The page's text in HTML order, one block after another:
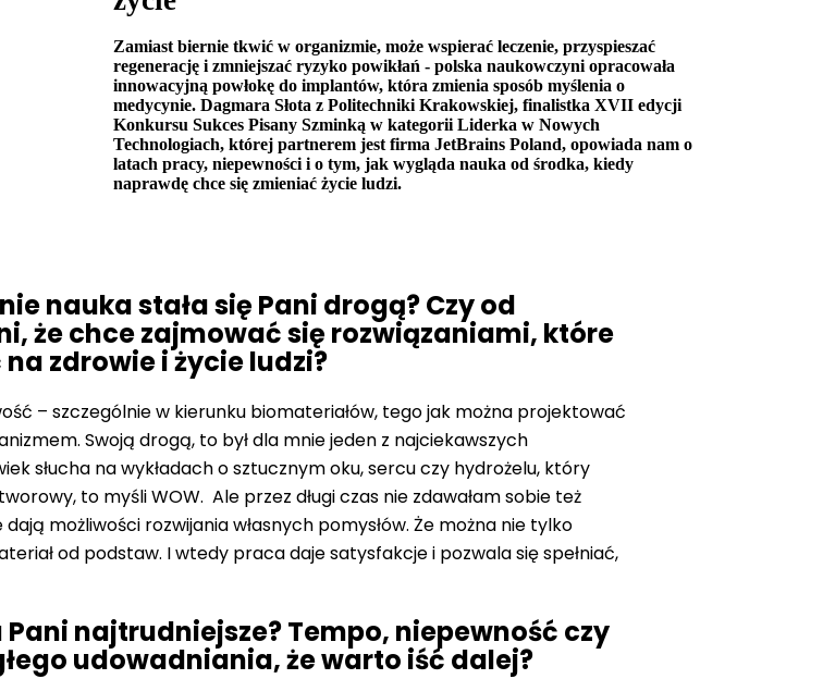
Zamiast biernie tkwić w organizmie, może wspierać leczenie, przyspieszać
regenerację i zmniejszać ryzyko powikłań - polska naukowczyni opracowała
innowacyjną powłokę do implantów, która zmienia sposób myślenia o
medycynie. Dagmara Słota z Politechniki Krakowskiej, finalistka XVII edycji
Konkursu Sukces Pisany Szminką w kategorii Liderka w Nowych
Technologiach, której partnerem jest firma JetBrains Poland, opowiada nam o
latach pracy, niepewności i o tym, jak wygląda nauka od środka, kiedy
naprawdę chce się zmieniać życie ludzi.
nauka stała się Pani drogą? Czy od
że chce zajmować się rozwiązaniami, które
zdrowie i życie ludzi?
– szczególnie w kierunku biomateriałów, tego jak można projektować
Swoją drogą, to był dla mnie jeden z najciekawszych
słucha na wykładach o sztucznym oku, sercu czy hydrożelu, który
to myśli WOW. Ale przez długi czas nie zdawałam sobie też
możliwości rozwijania własnych pomysłów. Że można nie tylko
od podstaw. I wtedy praca daje satysfakcje i pozwala się spełniać,
najtrudniejsze? Tempo, niepewność czy
udowadniania, że warto iść dalej?